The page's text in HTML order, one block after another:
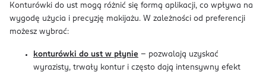
Konturówki do ust mogą różnić się formą aplikacji, co wpływa na
wygodę użycia i precyzję makijażu. W zależności od preferencji
możesz wybrać:
konturówki do ust w płynie – pozwalają uzyskać
wyrazisty, trwały kontur i często dają intensywny efekt